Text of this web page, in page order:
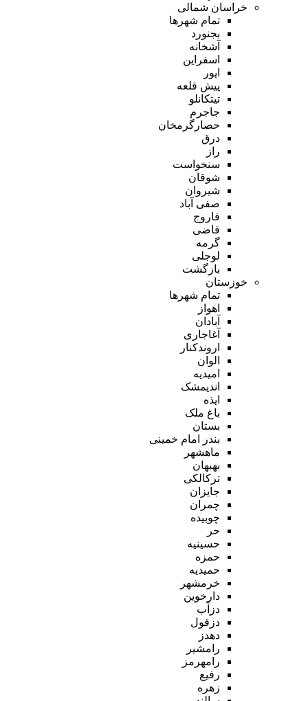
خراسان شمالی
تمام شهر‌ها
بجنورد
آشخانه
اسفراین
ایور
پیش قلعه
تیتکانلو
جاجرم
حصارگرمخان
درق
راز
سنخواست
شوقان
شیروان
صفی آباد
فاروج
قاضی
گرمه
لوجلی
بازگشت
خوزستان
تمام شهر‌ها
اهواز
آبادان
آغاجاری
اروندکنار
الوان
امیدیه
اندیمشک
ایذه
باغ ملک
بستان
بندر امام خمینی
ماهشهر
بهبهان
ترکالکی
جایزان
چمران
چوبیده
حر
حسینیه
حمزه
حمیدیه
خرمشهر
دارخوین
دزآب
دزفول
دهدز
رامشیر
رامهرمز
رفیع
زهره